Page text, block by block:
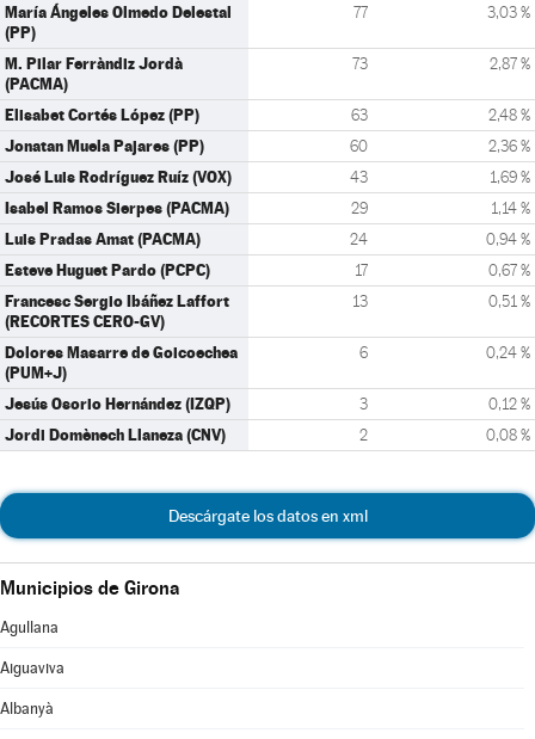
María Ángeles Olmedo Delestal
(PP)
77 3,03 %
M. Pilar Ferràndiz Jordà
(PACMA)
73 2,87 %
Elisabet Cortés López (PP) 63 2,48 %
Jonatan Muela Pajares (PP) 60 2,36 %
José Luis Rodríguez Ruíz (VOX) 43 1,69 %
Isabel Ramos Sierpes (PACMA) 29 1,14 %
Luis Pradas Amat (PACMA) 24 0,94 %
Esteve Huguet Pardo (PCPC) 17 0,67 %
Francesc Sergio Ibáñez Laffort
(RECORTES CERO-GV)
13 0,51 %
Dolores Masarre de Goicoechea
(PUM+J)
6 0,24 %
Jesús Osorio Hernández (IZQP) 3 0,12 %
Jordi Domènech Llaneza (CNV) 2 0,08 %
Descárgate los datos en xml
Municipios de Girona
Agullana
Aiguaviva
Albanyà